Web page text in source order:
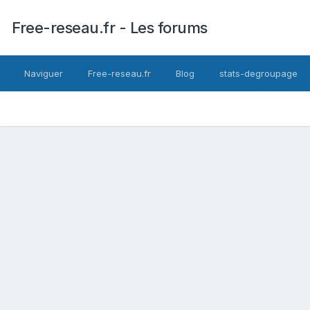
Free-reseau.fr - Les forums
Naviguer Free-reseau.fr Blog stats-degroupage